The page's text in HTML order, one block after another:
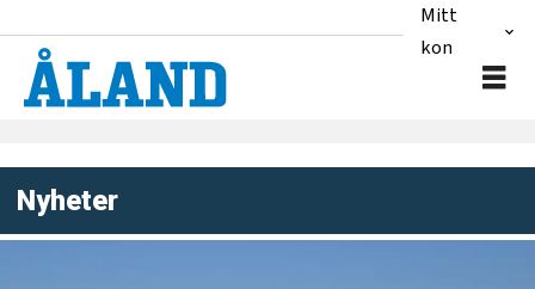
Mitt
konto
Nyheter